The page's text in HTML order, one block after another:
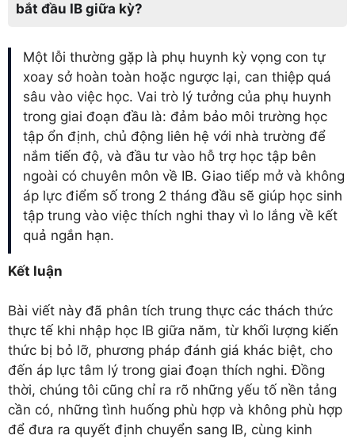
bắt đầu IB giữa kỳ?
Một lỗi thường gặp là phụ huynh kỳ vọng con tự
xoay sở hoàn toàn hoặc ngược lại, can thiệp quá
sâu vào việc học. Vai trò lý tưởng của phụ huynh
trong giai đoạn đầu là: đảm bảo môi trường học
tập ổn định, chủ động liên hệ với nhà trường để
nắm tiến độ, và đầu tư vào hỗ trợ học tập bên
ngoài có chuyên môn về IB. Giao tiếp mở và không
áp lực điểm số trong 2 tháng đầu sẽ giúp học sinh
tập trung vào việc thích nghi thay vì lo lắng về kết
quả ngắn hạn.
Kết luận
Bài viết này đã phân tích trung thực các thách thức
thực tế khi nhập học IB giữa năm, từ khối lượng kiến
thức bị bỏ lỡ, phương pháp đánh giá khác biệt, cho
đến áp lực tâm lý trong giai đoạn thích nghi. Đồng
thời, chúng tôi cũng chỉ ra rõ những yếu tố nền tảng
cần có, những tình huống phù hợp và không phù hợp
để đưa ra quyết định chuyển sang IB, cùng kinh